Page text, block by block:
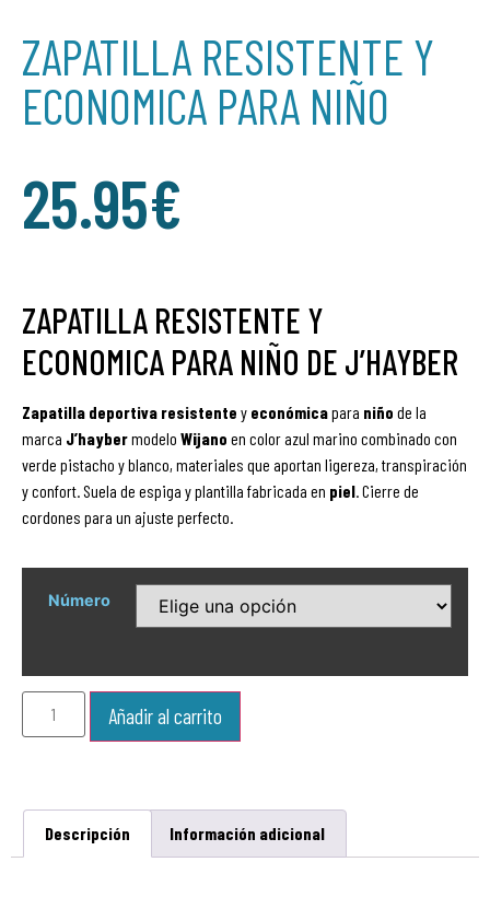
ZAPATILLA RESISTENTE Y
ECONOMICA PARA NIÑO
25.95€
ZAPATILLA RESISTENTE Y
ECONOMICA PARA NIÑO DE J’HAYBER
Zapatilla deportiva resistente y económicapara niño de la
marca J’haybermodelo Wijano en color azul marino combinado con
verde pistacho y blanco, materiales que aportan ligereza, transpiración
y confort. Suela de espiga y plantilla fabricada en piel . Cierre de
cordones para un ajuste perfecto.
Número
Añadir al carrito
Descripción Información adicional